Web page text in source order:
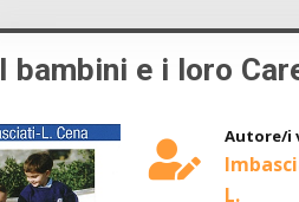
I bambini e i loro
Autore/i
L.